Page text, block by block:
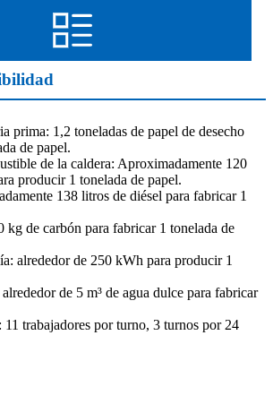
prima: 1,2 toneladas de papel de desecho
de papel.
de la caldera: Aproximadamente 120
producir 1 tonelada de papel.
138 litros de diésel para fabricar 1
kg de carbón para fabricar 1 tonelada de
alrededor de 250 kWh para producir 1
de 5 m³ de agua dulce para fabricar
11 trabajadores por turno, 3 turnos por 24